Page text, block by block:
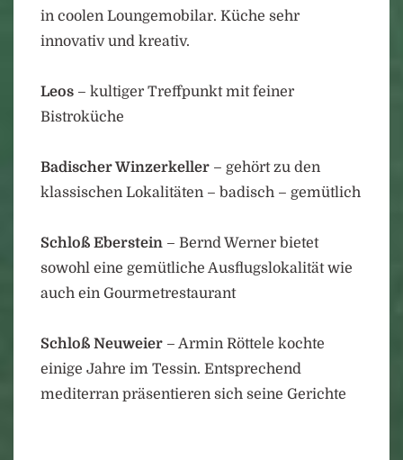
in coolen Loungemobilar. Küche sehr
innovativ und kreativ.
Leos – kultiger Treffpunkt mit feiner
Bistroküche
Badischer Winzerkeller – gehört zu den
klassischen Lokalitäten – badisch – gemütlich
Schloß Eberstein – Bernd Werner bietet
sowohl eine gemütliche Ausflugslokalität wie
auch ein Gourmetrestaurant
Schloß Neuweier – Armin Röttele kochte
einige Jahre im Tessin. Entsprechend
mediterran präsentieren sich seine Gerichte